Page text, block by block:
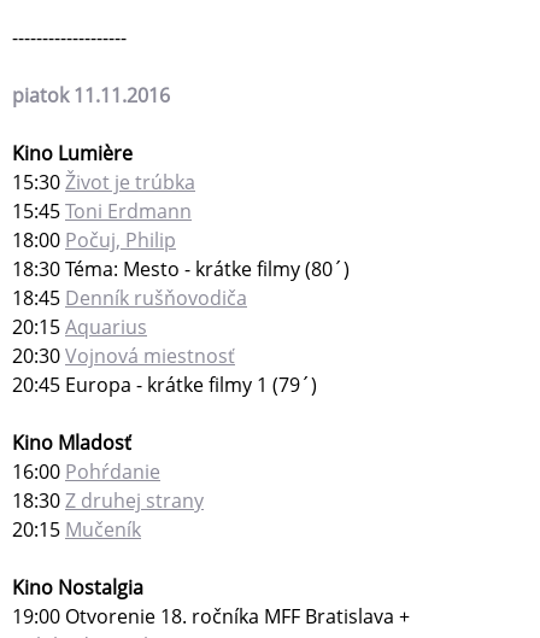
-------------------
piatok 11.11.2016
Kino Lumière
15:30Život je trúbka
15:45Toni Erdmann
18:00 Počuj, Philip
18:30 Téma: Mesto - krátke filmy (80´)
18:45 Denník rušňovodiča
20:15Aquarius
20:30Vojnová miestnosť
20:45 Europa - krátke filmy 1 (79´)
Kino Mladosť
16:00 Pohŕdanie
18:30Z druhej strany
20:15 Mučeník
Kino Nostalgia
19:00 Otvorenie 18. ročníka MFF Bratislava +